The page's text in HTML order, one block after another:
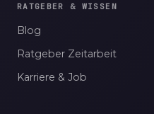
RATGEBER & WISSEN
Blog
Ratgeber Zeitarbeit
Karriere & Job